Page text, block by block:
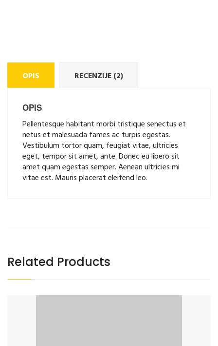
OPIS RECENZIJE (2)
OPIS
Pellentesque habitant morbi tristique senectus et
netus et malesuada fames ac turpis egestas.
Vestibulum tortor quam, feugiat vitae, ultricies
eget, tempor sit amet, ante. Donec eu libero sit
amet quam egestas semper. Aenean ultricies mi
vitae est. Mauris placerat eleifend leo.
Related Products